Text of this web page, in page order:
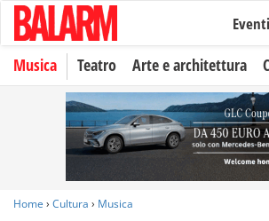
Musica Teatro Arte e architettura
Home › Cultura › Musica